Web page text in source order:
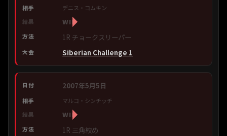
デニス・コムキン
WIN
1R チョークスリーパー
Siberian Challenge 1
2007年5月5日
マルコ・シンチッチ
WIN
1R 三角絞め